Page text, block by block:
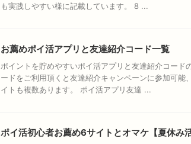
も実践しやすい様に記載しています。 8 ...
お薦めポイ活アプリと友達紹介コード一覧
ポイントを貯めやすいポイ活アプリと友達紹介コード
ードをご利用頂くと友達紹介キャンペーンに参加可能
イトも複数あります。 ポイ活アプリ友達 ...
ポイ活初心者お薦め6サイトとオマケ【夏休み活